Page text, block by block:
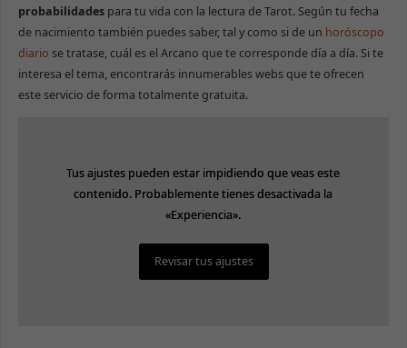
probabilidadespara tu vida con la lectura de Tarot. Según tu fecha
de nacimiento también puedes saber, tal y como si de un horóscopo
diario se tratase, cuál es el Arcano que te corresponde día a día. Si te
interesa el tema, encontrarás innumerables webs que te ofrecen
este servicio de forma totalmente gratuita.
Tus ajustes pueden estar impidiendo que veas este
contenido. Probablemente tienes desactivada la
«Experiencia».
Revisar tus ajustes
Tus ajustes pueden estar impidiendo que veas este
contenido. Probablemente tienes desactivada la
«Experiencia».
Revisar tus ajustes